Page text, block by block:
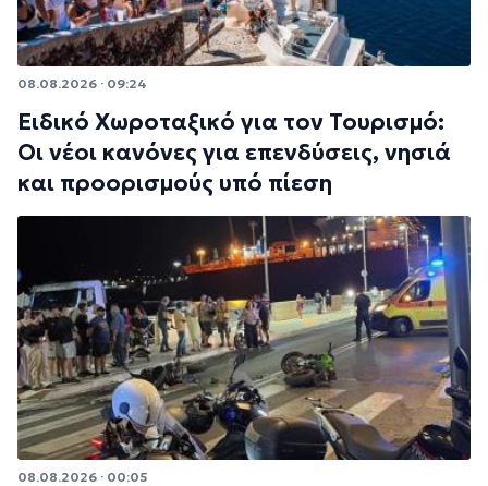
08.08.2026 · 09:24
Ειδικό Χωροταξικό για τον Τουρισμό:
Οι νέοι κανόνες για επενδύσεις, νησιά
και προορισμούς υπό πίεση
08.08.2026 · 00:05